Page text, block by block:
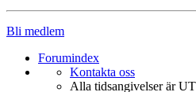
Bli medlem
Forumindex
Kontakta oss
Alla tidsangivelser är